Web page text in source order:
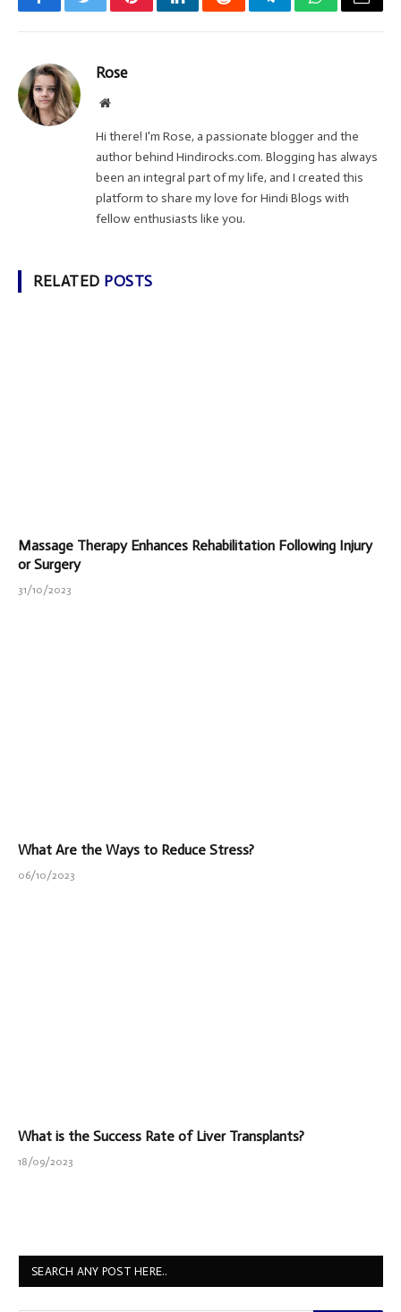
FacebookTwitterPinterestLinkedInRedditTelegramWhatsApp
Email
Rose
Website
Hi there! I'm Rose, a passionate blogger and the
author behind Hindirocks.com. Blogging has always
been an integral part of my life, and I created this
platform to share my love for Hindi Blogs with
fellow enthusiasts like you.
RELATED POSTS
Massage Therapy Enhances Rehabilitation Following Injury
or Surgery
31/10/2023
What Are the Ways to Reduce Stress?
06/10/2023
What is the Success Rate of Liver Transplants?
18/09/2023
SEARCH ANY POST HERE..